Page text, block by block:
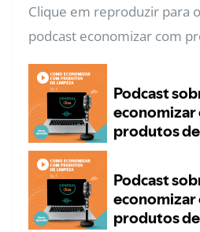
Clique em reproduzir para
podcast economizar com